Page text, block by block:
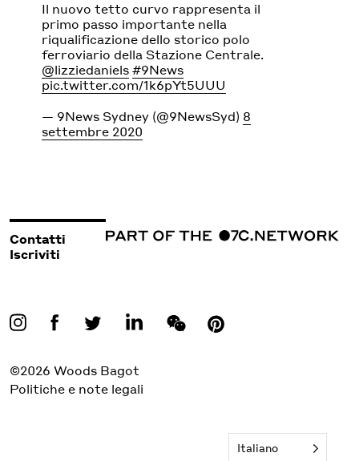
Il nuovo tetto curvo rappresenta il
primo passo importante nella
riqualificazione dello storico polo
ferroviario della Stazione Centrale.
@lizziedaniels #9News
pic.twitter.com/1k6pYt5UUU
— 9News Sydney (@9NewsSyd) 8
settembre 2020
Contatti
Iscriviti
©2026 Woods Bagot
Politiche e note legali
Italiano